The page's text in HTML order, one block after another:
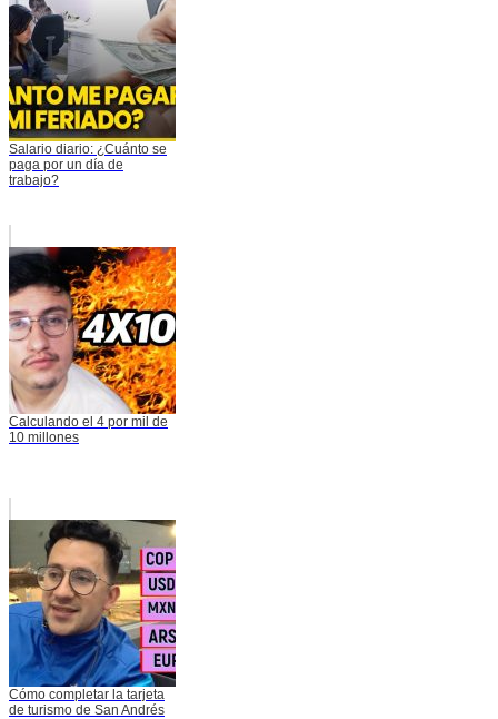
Salario diario: ¿Cuánto se
paga por un día de
trabajo?
Calculando el 4 por mil de
10 millones
Cómo completar la tarjeta
de turismo de San Andrés